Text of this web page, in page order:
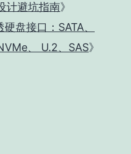
计避坑指南》
盘接口：SATA、
、 U.2、SAS》